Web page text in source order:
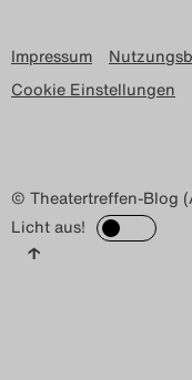
Impressum
Cookie Einstellungen
© Theatertreffen-Blog
Licht aus!
↑